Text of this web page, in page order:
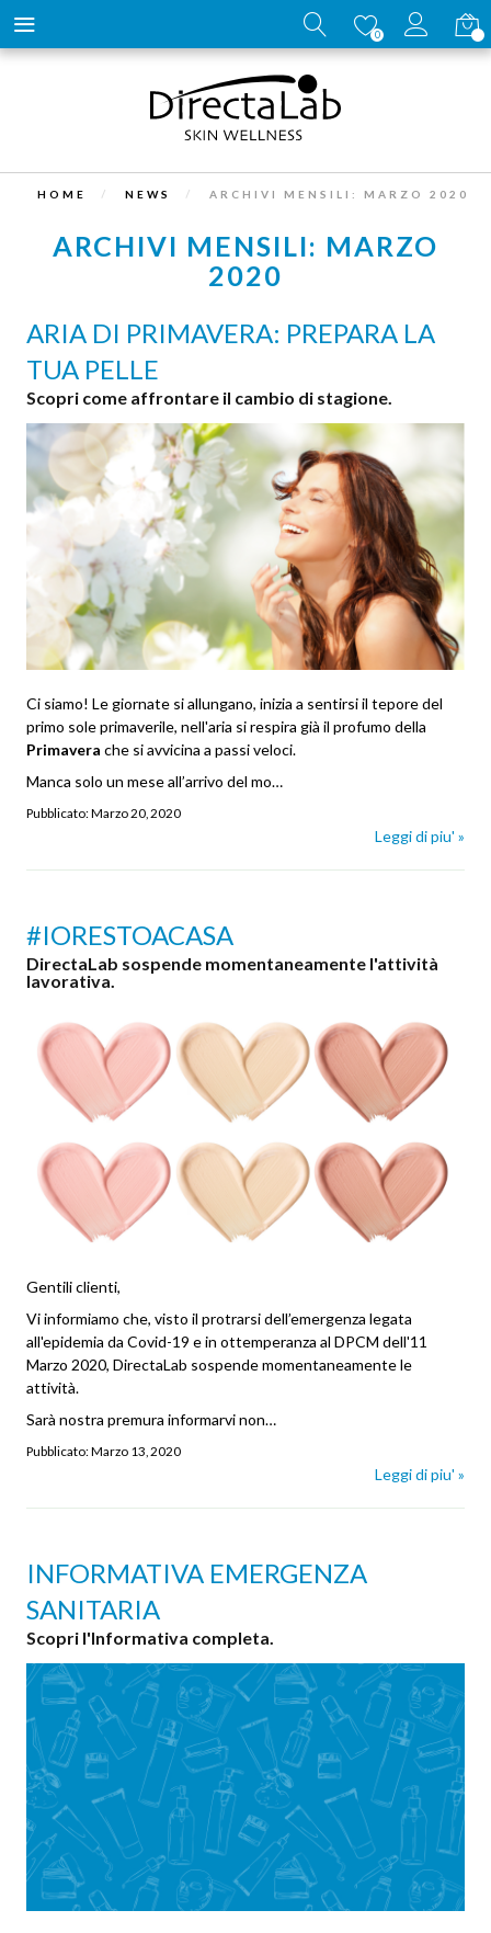
0
HOME NEWS ARCHIVI MENSILI: MARZO 2020
ARCHIVI MENSILI: MARZO
2020
ARIA DI PRIMAVERA: PREPARA LA
TUA PELLE
Scopri come affrontare il cambio di stagione.
Ci siamo! Le giornate si allungano, inizia a sentirsi il tepore del
primo sole primaverile, nell'aria si respira già il profumo della
Primavera che si avvicina a passi veloci.
Manca solo un mese all’arrivo del mo…
Pubblicato:Marzo 20, 2020
Leggi di piu' »
#IORESTOACASA
DirectaLab sospende momentaneamente l'attività
lavorativa.
Gentili clienti,
Vi informiamo che, visto il protrarsi dell’emergenza legata
all'epidemia da Covid-19 e in ottemperanza al DPCM dell'11
Marzo 2020, DirectaLab sospende momentaneamente le
attività.
Sarà nostra premura informarvi non…
Pubblicato:Marzo 13, 2020
Leggi di piu' »
INFORMATIVA EMERGENZA
SANITARIA
Scopri l'Informativa completa.